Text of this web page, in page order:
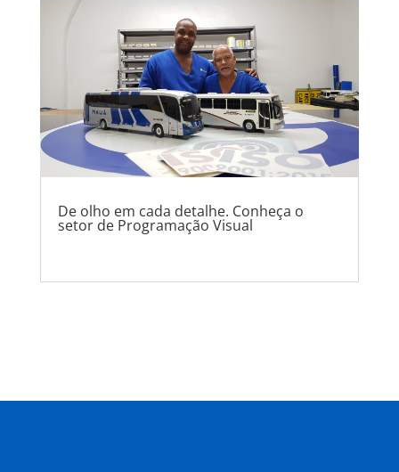
De olho em cada detalhe. Conheça o
setor de Programação Visual